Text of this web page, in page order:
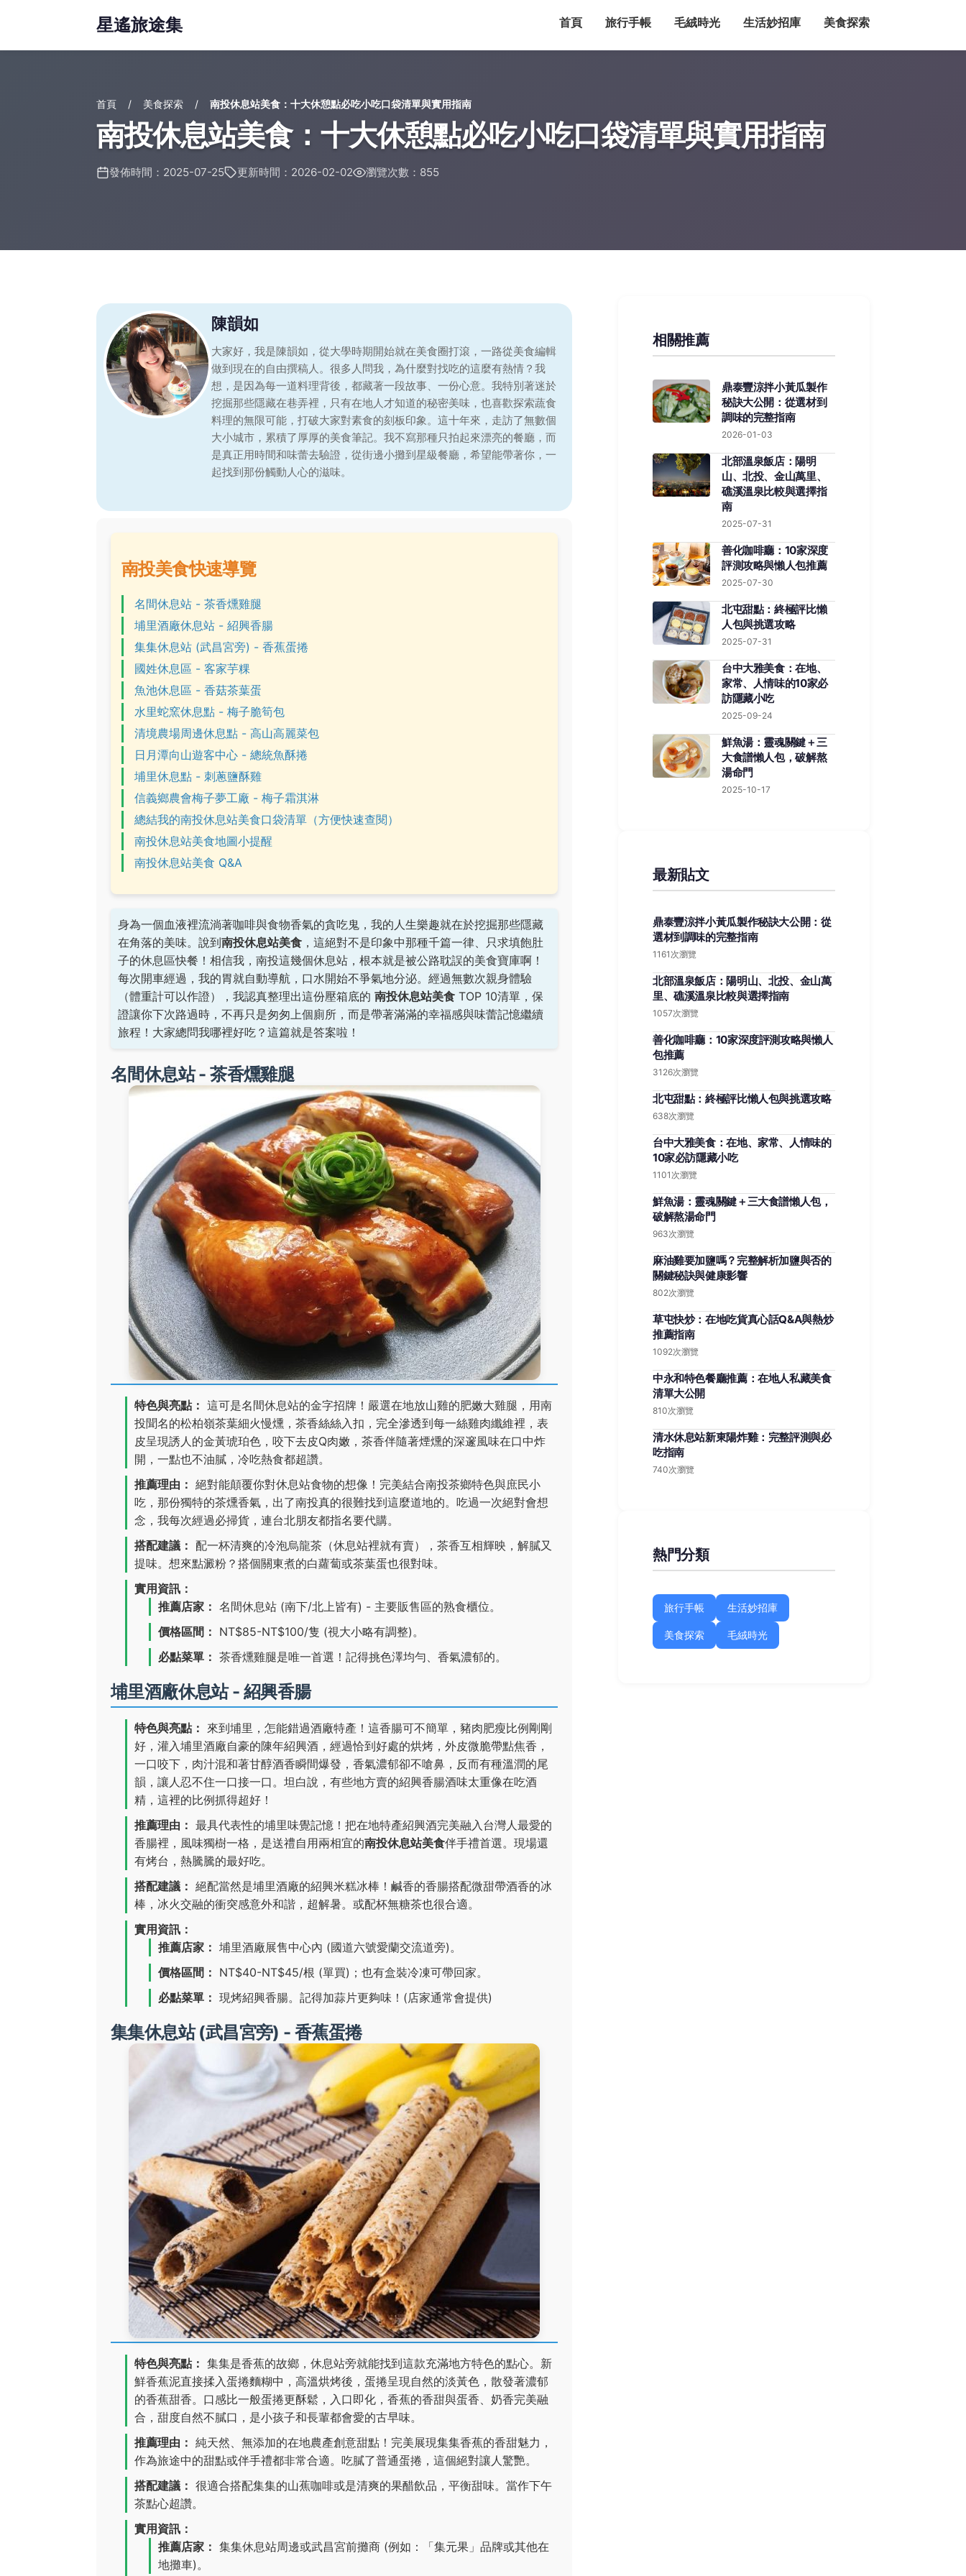
星遙旅途集 首頁 旅行手帳 毛絨時光 生活妙招庫 美食探索
首頁 美食探索 南投休息站美食：十大休憩點必吃小吃口袋清單與實用指南
南投休息站美食：十大休憩點必吃小吃口袋清單與實用指南
發佈時間：2025-07-25 更新時間：2026-02-02 瀏覽次數：855
陳韻如
大家好，我是陳韻如，從大學時期開始就在美食圈打滾，一路從美食編輯
做到現在的自由撰稿人。很多人問我，為什麼對找吃的這麼有熱情？我
想，是因為每一道料理背後，都藏著一段故事、一份心意。我特別著迷於
挖掘那些隱藏在巷弄裡，只有在地人才知道的秘密美味，也喜歡探索蔬食
料理的無限可能，打破大家對素食的刻板印象。這十年來，走訪了無數個
大小城市，累積了厚厚的美食筆記。我不寫那種只拍起來漂亮的餐廳，而
是真正用時間和味蕾去驗證，從街邊小攤到星級餐廳，希望能帶著你，一
起找到那份觸動人心的滋味。
南投美食快速導覽
名間休息站 - 茶香燻雞腿
埔里酒廠休息站 - 紹興香腸
集集休息站 (武昌宮旁) - 香蕉蛋捲
國姓休息區 - 客家芋粿
魚池休息區 - 香菇茶葉蛋
水里蛇窯休息點 - 梅子脆筍包
清境農場周邊休息點 - 高山高麗菜包
日月潭向山遊客中心 - 總統魚酥捲
埔里休息點 - 刺蔥鹽酥雞
信義鄉農會梅子夢工廠 - 梅子霜淇淋
總結我的南投休息站美食口袋清單（方便快速查閱）
南投休息站美食地圖小提醒
南投休息站美食 Q&A
身為一個血液裡流淌著咖啡與食物香氣的貪吃鬼，我的人生樂趣就在於挖掘那些隱藏
在角落的美味。說到南投休息站美食 ，這絕對不是印象中那種千篇一律、只求填飽肚
子的休息區快餐！相信我，南投這幾個休息站，根本就是被公路耽誤的美食寶庫啊！
每次開車經過，我的胃就自動導航，口水開始不爭氣地分泌。經過無數次親身體驗
（體重計可以作證），我認真整理出這份壓箱底的 南投休息站美食 TOP 10清單，保
證讓你下次路過時，不再只是匆匆上個廁所，而是帶著滿滿的幸福感與味蕾記憶繼續
旅程！大家總問我哪裡好吃？這篇就是答案啦！
名間休息站 - 茶香燻雞腿
特色與亮點： 這可是名間休息站的金字招牌！嚴選在地放山雞的肥嫩大雞腿，用南
投聞名的松柏嶺茶葉細火慢燻，茶香絲絲入扣，完全滲透到每一絲雞肉纖維裡，表
皮呈現誘人的金黃琥珀色，咬下去皮Q肉嫩，茶香伴隨著煙燻的深邃風味在口中炸
開，一點也不油膩，冷吃熱食都超讚。
推薦理由： 絕對能顛覆你對休息站食物的想像！完美結合南投茶鄉特色與庶民小
吃，那份獨特的茶燻香氣，出了南投真的很難找到這麼道地的。吃過一次絕對會想
念，我每次經過必掃貨，連台北朋友都指名要代購。
搭配建議： 配一杯清爽的冷泡烏龍茶（休息站裡就有賣），茶香互相輝映，解膩又
提味。想來點澱粉？搭個關東煮的白蘿蔔或茶葉蛋也很對味。
實用資訊：
推薦店家： 名間休息站 (南下/北上皆有) - 主要販售區的熟食櫃位。
價格區間： NT$85-NT$100/隻 (視大小略有調整)。
必點菜單： 茶香燻雞腿是唯一首選！記得挑色澤均勻、香氣濃郁的。
埔里酒廠休息站 - 紹興香腸
特色與亮點： 來到埔里，怎能錯過酒廠特產！這香腸可不簡單，豬肉肥瘦比例剛剛
好，灌入埔里酒廠自豪的陳年紹興酒，經過恰到好處的烘烤，外皮微脆帶點焦香，
一口咬下，肉汁混和著甘醇酒香瞬間爆發，香氣濃郁卻不嗆鼻，反而有種溫潤的尾
韻，讓人忍不住一口接一口。坦白說，有些地方賣的紹興香腸酒味太重像在吃酒
精，這裡的比例抓得超好！
推薦理由： 最具代表性的埔里味覺記憶！把在地特產紹興酒完美融入台灣人最愛的
香腸裡，風味獨樹一格，是送禮自用兩相宜的南投休息站美食伴手禮首選。現場還
有烤台，熱騰騰的最好吃。
搭配建議： 絕配當然是埔里酒廠的紹興米糕冰棒！鹹香的香腸搭配微甜帶酒香的冰
棒，冰火交融的衝突感意外和諧，超解暑。或配杯無糖茶也很合適。
實用資訊：
推薦店家： 埔里酒廠展售中心內 (國道六號愛蘭交流道旁)。
價格區間： NT$40-NT$45/根 (單買)；也有盒裝冷凍可帶回家。
必點菜單： 現烤紹興香腸。記得加蒜片更夠味！(店家通常會提供)
集集休息站 (武昌宮旁) - 香蕉蛋捲
特色與亮點： 集集是香蕉的故鄉，休息站旁就能找到這款充滿地方特色的點心。新
鮮香蕉泥直接揉入蛋捲麵糊中，高溫烘烤後，蛋捲呈現自然的淡黃色，散發著濃郁
的香蕉甜香。口感比一般蛋捲更酥鬆，入口即化，香蕉的香甜與蛋香、奶香完美融
合，甜度自然不膩口，是小孩子和長輩都會愛的古早味。
推薦理由： 純天然、無添加的在地農產創意甜點！完美展現集集香蕉的香甜魅力，
作為旅途中的甜點或伴手禮都非常合適。吃膩了普通蛋捲，這個絕對讓人驚艷。
搭配建議： 很適合搭配集集的山蕉咖啡或是清爽的果醋飲品，平衡甜味。當作下午
茶點心超讚。
實用資訊：
推薦店家： 集集休息站周邊或武昌宮前攤商 (例如：「集元果」品牌或其他在
地攤車)。
相關推薦
鼎泰豐涼拌小黃瓜製作
秘訣大公開：從選材到
調味的完整指南
2026-01-03
北部溫泉飯店：陽明
山、北投、金山萬里、
礁溪溫泉比較與選擇指
南
2025-07-31
善化咖啡廳：10家深度
評測攻略與懶人包推薦
2025-07-30
北屯甜點：終極評比懶
人包與挑選攻略
2025-07-31
台中大雅美食：在地、
家常、人情味的10家必
訪隱藏小吃
2025-09-24
鮮魚湯：靈魂關鍵＋三
大食譜懶人包，破解熬
湯命門
2025-10-17
最新貼文
鼎泰豐涼拌小黃瓜製作秘訣大公開：從
選材到調味的完整指南
1161次瀏覽
北部溫泉飯店：陽明山、北投、金山萬
里、礁溪溫泉比較與選擇指南
1057次瀏覽
善化咖啡廳：10家深度評測攻略與懶人
包推薦
3126次瀏覽
北屯甜點：終極評比懶人包與挑選攻略
638次瀏覽
台中大雅美食：在地、家常、人情味的
10家必訪隱藏小吃
1101次瀏覽
鮮魚湯：靈魂關鍵＋三大食譜懶人包，
破解熬湯命門
963次瀏覽
麻油雞要加鹽嗎？完整解析加鹽與否的
關鍵秘訣與健康影響
802次瀏覽
草屯快炒：在地吃貨真心話Q&A與熱炒
推薦指南
1092次瀏覽
中永和特色餐廳推薦：在地人私藏美食
清單大公開
810次瀏覽
清水休息站新東陽炸雞：完整評測與必
吃指南
740次瀏覽
熱門分類
旅行手帳 生活妙招庫
美食探索 毛絨時光